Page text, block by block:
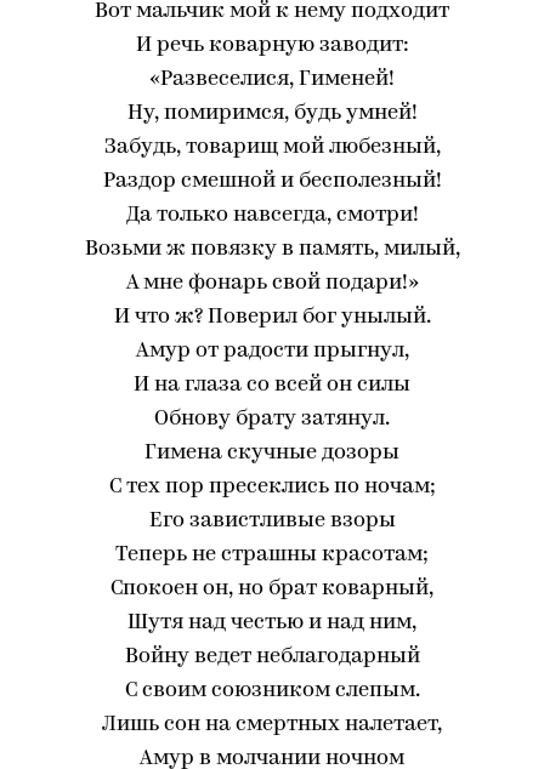
Вот мальчик мой к нему подходит
И речь коварную заводит:
«Развеселися, Гименей!
Ну, помиримся, будь умней!
Забудь, товарищ мой любезный,
Раздор смешной и бесполезный!
Да только навсегда, смотри!
Возьми ж повязку в память, милый,
А мне фонарь свой подари!»
И что ж? Поверил бог унылый.
Амур от радости прыгнул,
И на глаза со всей он силы
Обнову брату затянул.
Гимена скучные дозоры
С тех пор пресеклись по ночам;
Его завистливые взоры
Теперь не страшны красотам;
Спокоен он, но брат коварный,
Шутя над честью и над ним,
Войну ведет неблагодарный
С своим союзником слепым.
Лишь сон на смертных налетает,
Амур в молчании ночном